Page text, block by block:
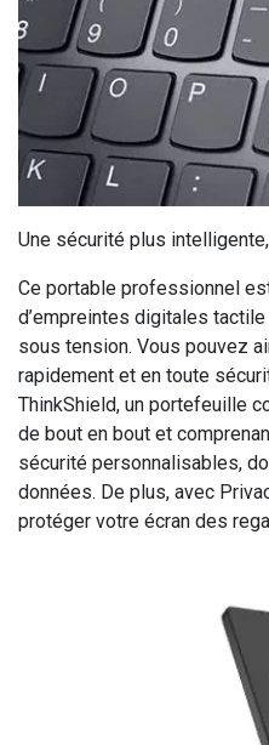
Une sécurité plus
Ce portable professionnel
d’empreintes digitales
sous tension. Vous pouvez
rapidement et en toute
ThinkShield, un portefeuille
de bout en bout et
sécurité personnalisables,
données. De plus, avec
protéger votre écran des